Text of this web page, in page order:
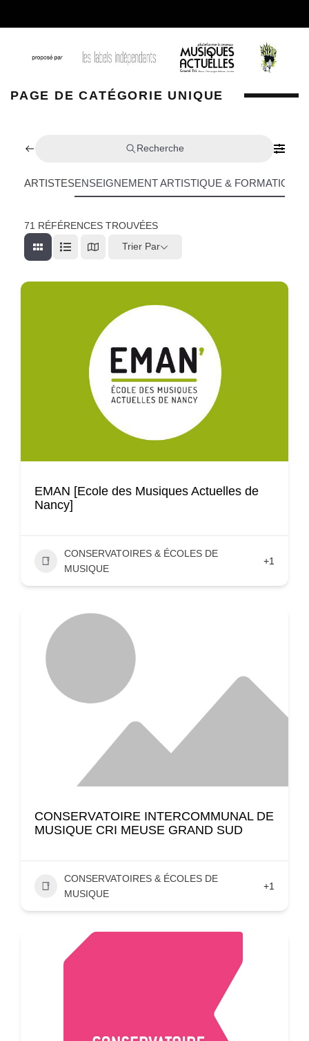
PAGE DE CATÉGORIE UNIQUE
Recherche
ARTISTESENSEIGNEMENT ARTISTIQUE & FORMATION
71 RÉFÉRENCES TROUVÉES
Trier Par
EMAN [Ecole des Musiques Actuelles de
Nancy]
CONSERVATOIRES & ÉCOLES DE
MUSIQUE
+1
CONSERVATOIRE INTERCOMMUNAL DE
MUSIQUE CRI MEUSE GRAND SUD
CONSERVATOIRES & ÉCOLES DE
MUSIQUE
+1